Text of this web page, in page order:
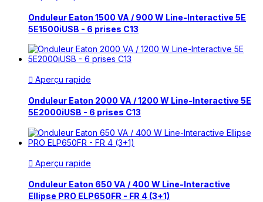
Onduleur Eaton 1500 VA / 900 W Line-Interactive 5E
5E1500iUSB - 6 prises C13
 Aperçu rapide
Onduleur Eaton 2000 VA / 1200 W Line-Interactive 5E
5E2000iUSB - 6 prises C13
 Aperçu rapide
Onduleur Eaton 650 VA / 400 W Line-Interactive
Ellipse PRO ELP650FR - FR 4 (3+1)